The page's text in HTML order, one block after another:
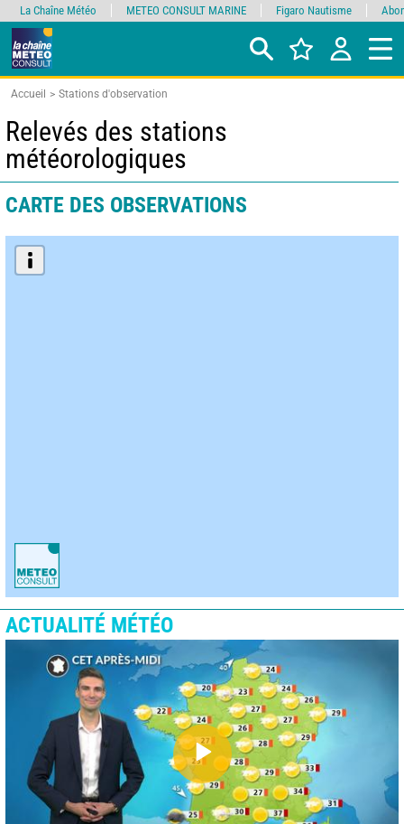
Accueil Stations d'observation
Relevés des stations
météorologiques
CARTE DES OBSERVATIONS
ACTUALITÉ MÉTÉO
La Chaîne Météo METEO CONSULT MARINE Figaro Nautisme